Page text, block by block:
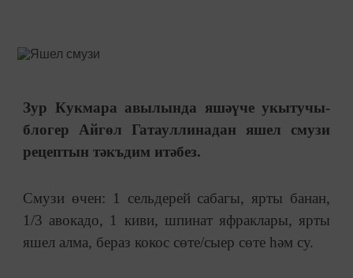
Зур Кукмара авылында яшәүче укытучы-
блогер Айгөл Гатауллинадан яшел смузи
рецептын тәкъдим итәбез.
Смузи өчен: 1 сельдерей сабагы, ярты банан,
1/3 авокадо, 1 киви, шпинат яфраклары, ярты
яшел алма, бераз кокос сөте/сыер сөте һәм су.